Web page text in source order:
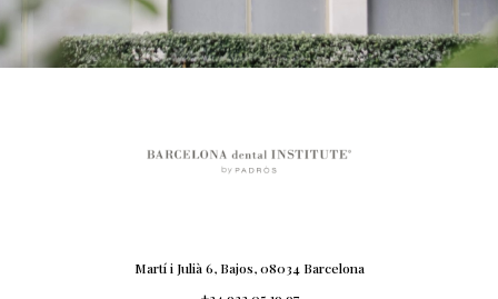
Martí i Julià 6, Bajos, 08034 Barcelona